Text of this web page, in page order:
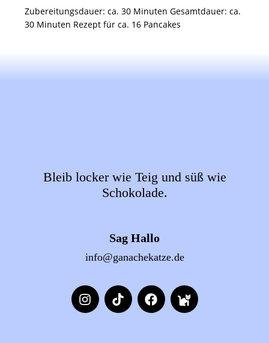
Zubereitungsdauer: ca. 30 Minuten Gesamtdauer: ca.
30 Minuten Rezept für ca. 16 Pancakes
Bleib locker wie Teig und süß wie
Schokolade.
Sag Hallo
info@ganachekatze.de